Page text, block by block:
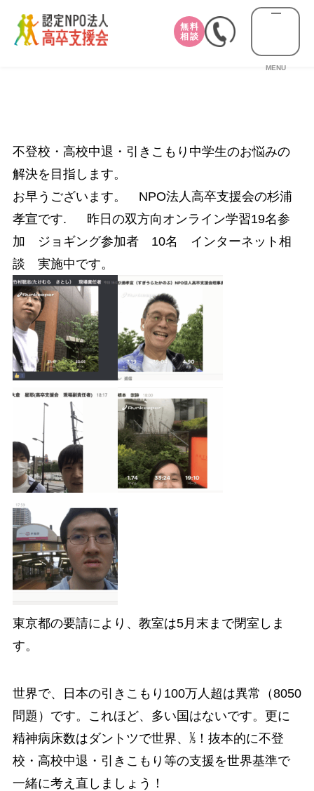
無料
相談
MENU
不登校・高校中退・引きこもり中学生のお悩みの
解決を目指します。
お早うございます。 NPO法人高卒支援会の杉浦
孝宣です. 昨日の双方向オンライン学習19名参
加 ジョギング参加者 10名 インターネット相
談 実施中です。
東京都の要請により、教室は5月末まで閉室しま
す。
世界で、日本の引きこもり100万人超は異常（8050
問題）です。これほど、多い国はないです。更に
精神病床数はダントツで世界、⅕！抜本的に不登
校・高校中退・引きこもり等の支援を世界基準で
一緒に考え直しましょう！